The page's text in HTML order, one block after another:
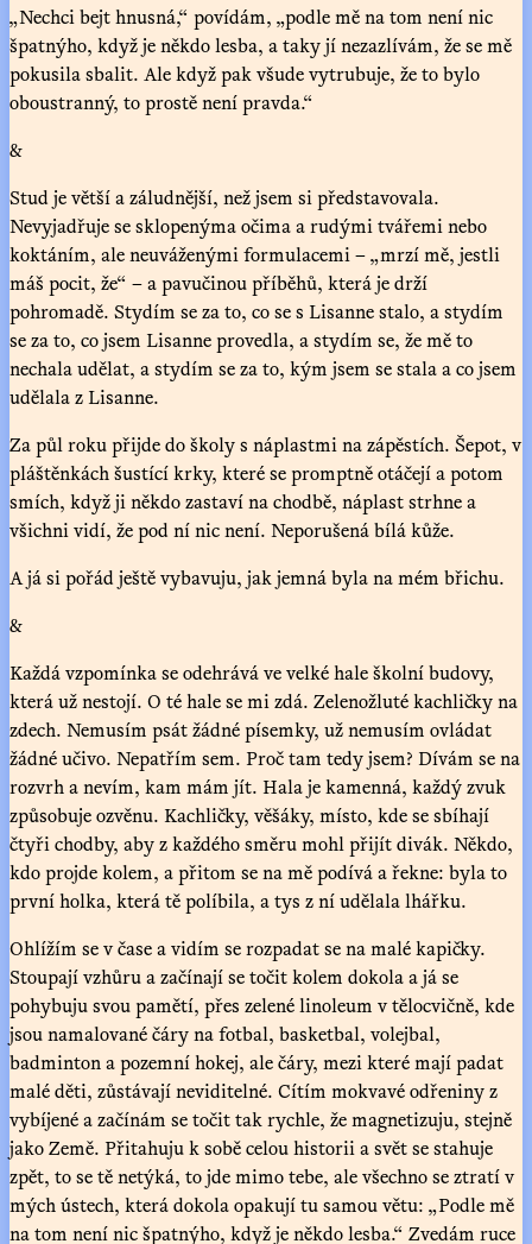
„Nechci bejt hnusná,“ povídám, „podle mě na tom není nic
špatnýho, když je někdo lesba, a taky jí nezazlívám, že se mě
pokusila sbalit. Ale když pak všude vytrubuje, že to bylo
oboustranný, to prostě není pravda.“
&
Stud je větší a záludnější, než jsem si představovala.
Nevyjadřuje se sklopenýma očima a rudými tvářemi nebo
koktáním, ale neuváženými formulacemi – „mrzí mě, jestli
máš pocit, že“ – a pavučinou příběhů, která je drží
pohromadě. Stydím se za to, co se s Lisanne stalo, a stydím
se za to, co jsem Lisanne provedla, a stydím se, že mě to
nechala udělat, a stydím se za to, kým jsem se stala a co jsem
udělala z Lisanne.
Za půl roku přijde do školy s náplastmi na zápěstích. Šepot, v
pláštěnkách šustící krky, které se promptně otáčejí a potom
smích, když ji někdo zastaví na chodbě, náplast strhne a
všichni vidí, že pod ní nic není. Neporušená bílá kůže.
A já si pořád ještě vybavuju, jak jemná byla na mém břichu.
&
Každá vzpomínka se odehrává ve velké hale školní budovy,
která už nestojí. O té hale se mi zdá. Zelenožluté kachličky na
zdech. Nemusím psát žádné písemky, už nemusím ovládat
žádné učivo. Nepatřím sem. Proč tam tedy jsem? Dívám se na
rozvrh a nevím, kam mám jít. Hala je kamenná, každý zvuk
způsobuje ozvěnu. Kachličky, věšáky, místo, kde se sbíhají
čtyři chodby, aby z každého směru mohl přijít divák. Někdo,
kdo projde kolem, a přitom se na mě podívá a řekne: byla to
první holka, která tě políbila, a tys z ní udělala lhářku.
Ohlížím se v čase a vidím se rozpadat se na malé kapičky.
Stoupají vzhůru a začínají se točit kolem dokola a já se
pohybuju svou pamětí, přes zelené linoleum v tělocvičně, kde
jsou namalované čáry na fotbal, basketbal, volejbal,
badminton a pozemní hokej, ale čáry, mezi které mají padat
malé děti, zůstávají neviditelné. Cítím mokvavé odřeniny z
vybíjené a začínám se točit tak rychle, že magnetizuju, stejně
jako Země. Přitahuju k sobě celou historii a svět se stahuje
zpět, to se tě netýká, to jde mimo tebe, ale všechno se ztratí v
mých ústech, která dokola opakují tu samou větu: „Podle mě
na tom není nic špatnýho, když je někdo lesba.“ Zvedám ruce